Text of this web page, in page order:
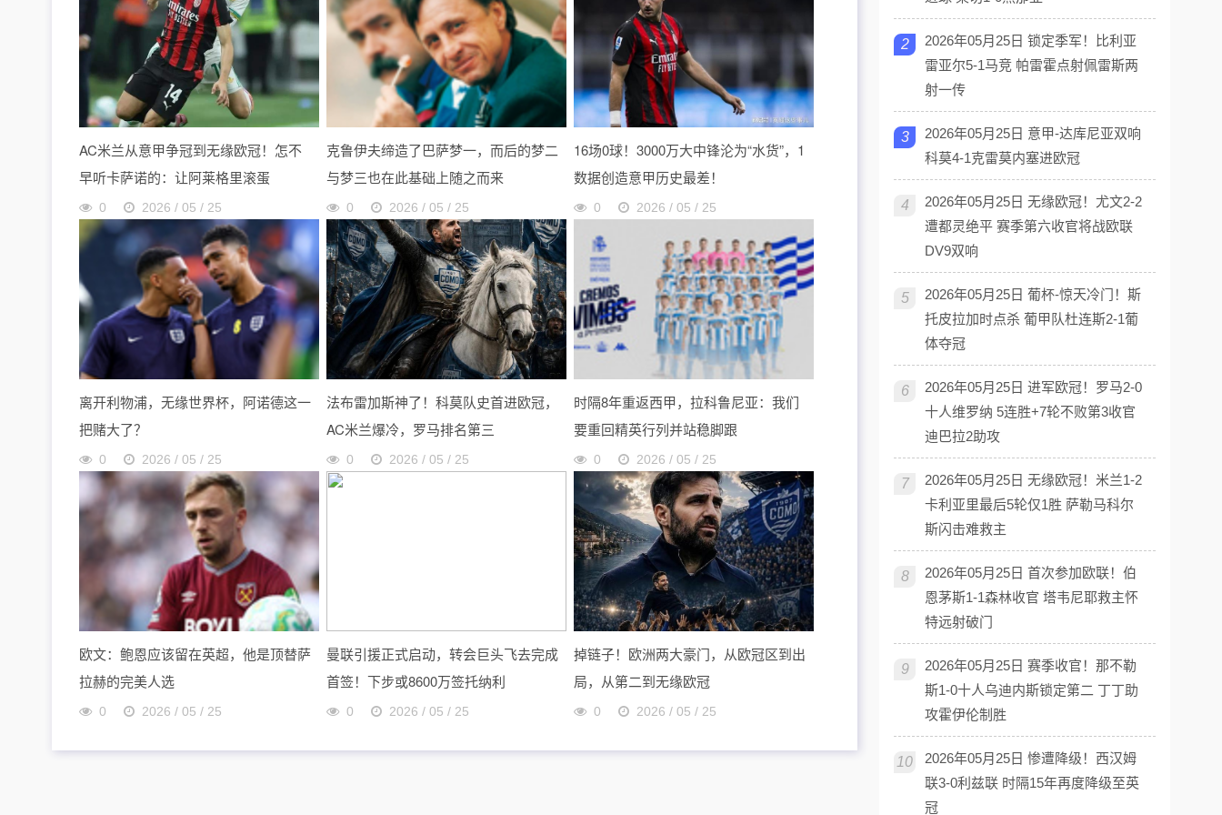
AC米兰从意甲争冠到无缘欧冠！怎不
早听卡萨诺的：让阿莱格里滚蛋
0 2026 / 05 / 25
克鲁伊夫缔造了巴萨梦一，而后的梦二
与梦三也在此基础上随之而来
0 2026 / 05 / 25
16场0球！3000万大中锋沦为“水货”，1
数据创造意甲历史最差！
0 2026 / 05 / 25
离开利物浦，无缘世界杯，阿诺德这一
把赌大了？
0 2026 / 05 / 25
法布雷加斯神了！科莫队史首进欧冠，
AC米兰爆冷，罗马排名第三
0 2026 / 05 / 25
时隔8年重返西甲，拉科鲁尼亚：我们
要重回精英行列并站稳脚跟
0 2026 / 05 / 25
欧文：鲍恩应该留在英超，他是顶替萨
拉赫的完美人选
0 2026 / 05 / 25
曼联引援正式启动，转会巨头飞去完成
首签！下步或8600万签托纳利
0 2026 / 05 / 25
掉链子！欧洲两大豪门，从欧冠区到出
局，从第二到无缘欧冠
0 2026 / 05 / 25
2
2026年05月25日 锁定季军！比利亚
雷亚尔5-1马竞 帕雷霍点射佩雷斯两
射一传
3
2026年05月25日 意甲-达库尼亚双响
科莫4-1克雷莫内塞进欧冠
4
2026年05月25日 无缘欧冠！尤文2-2
遭都灵绝平 赛季第六收官将战欧联
DV9双响
5
2026年05月25日 葡杯-惊天冷门！斯
托皮拉加时点杀 葡甲队杜连斯2-1葡
体夺冠
6
2026年05月25日 进军欧冠！罗马2-0
十人维罗纳 5连胜+7轮不败第3收官
迪巴拉2助攻
7
2026年05月25日 无缘欧冠！米兰1-2
卡利亚里最后5轮仅1胜 萨勒马科尔
斯闪击难救主
8
2026年05月25日 首次参加欧联！伯
恩茅斯1-1森林收官 塔韦尼耶救主怀
特远射破门
9
2026年05月25日 赛季收官！那不勒
斯1-0十人乌迪内斯锁定第二 丁丁助
攻霍伊伦制胜
10
2026年05月25日 惨遭降级！西汉姆
联3-0利兹联 时隔15年再度降级至英
冠